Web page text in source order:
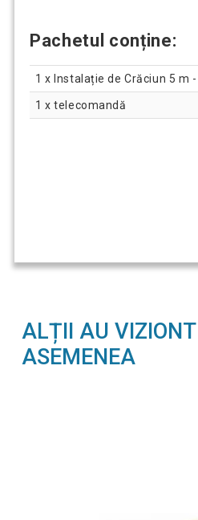
Pachetul conține:
1 x Instalație de Crăciun 5 m
1 x telecomandă
ALȚII AU
ASEMENEA